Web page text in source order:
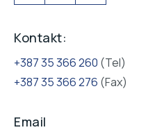
Kontakt:
+387 35 366 260 (Tel)
+387 35 366 276 (Fax)
Email